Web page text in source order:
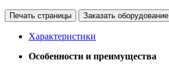
Печать страницы Заказать оборудование
Характеристики
Особенности и преимущества